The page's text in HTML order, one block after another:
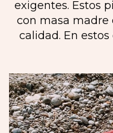
exigentes. Estos
con masa madre
calidad. En